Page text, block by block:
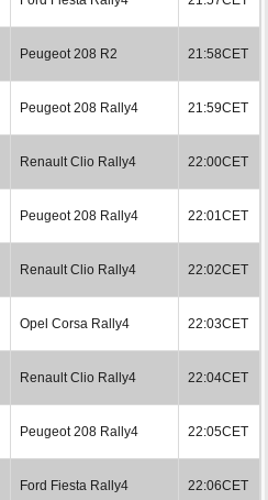
Peugeot 208 R2 21:58CET
Peugeot 208 Rally4 21:59CET
Renault Clio Rally4 22:00CET
Peugeot 208 Rally4 22:01CET
Renault Clio Rally4 22:02CET
Opel Corsa Rally4 22:03CET
Renault Clio Rally4 22:04CET
Peugeot 208 Rally4 22:05CET
Ford Fiesta Rally4 22:06CET